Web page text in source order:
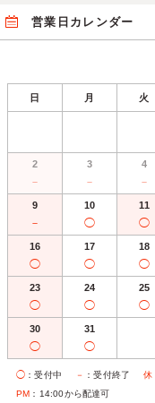
営業日カレンダー
日 月 火
2
－
3
－
4
－
9
－
10
◯
11
◯
16
◯
17
◯
18
◯
23
◯
24
◯
25
◯
30
◯
31
◯
◯ ：受付中 － ：受付終了 休
PM ：14:00から配達可